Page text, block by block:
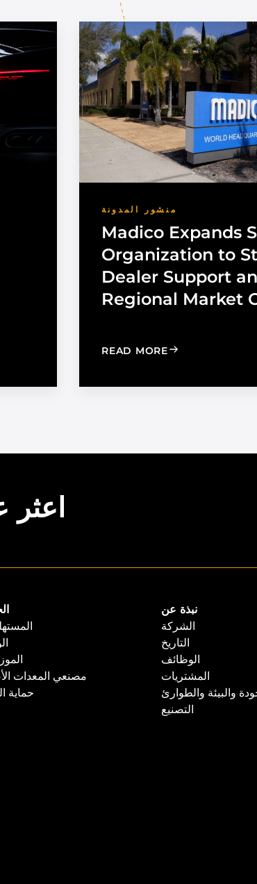
PEARL AUTOMOTIVE TINT
منشور المدونة
Madico Expands
Organization to
Dealer Support
Regional Market
READ MORE: MADICO
مصنعي المعدات
حماية
نبذة عن
الشركة
التاريخ
الوظائف
المشتريات
والبيئة والطوارئ
التصنيع